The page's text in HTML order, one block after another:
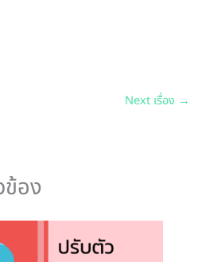
Next เรื่อง →
อง